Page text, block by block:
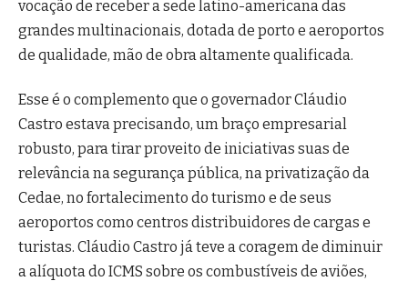
vocação de receber a sede latino-americana das
grandes multinacionais, dotada de porto e aeroportos
de qualidade, mão de obra altamente qualificada.
Esse é o complemento que o governador Cláudio
Castro estava precisando, um braço empresarial
robusto, para tirar proveito de iniciativas suas de
relevância na segurança pública, na privatização da
Cedae, no fortalecimento do turismo e de seus
aeroportos como centros distribuidores de cargas e
turistas. Cláudio Castro já teve a coragem de diminuir
a alíquota do ICMS sobre os combustíveis de aviões,